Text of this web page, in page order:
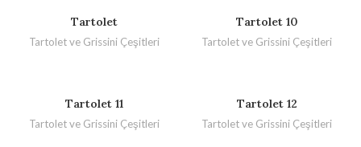
Tartolet
Tartolet ve Grissini Çeşitleri
Tartolet 10
Tartolet ve Grissini Çeşitleri
Tartolet 11
Tartolet ve Grissini Çeşitleri
Tartolet 12
Tartolet ve Grissini Çeşitleri